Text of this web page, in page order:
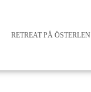
RETREAT PÅ ÖSTERLEN